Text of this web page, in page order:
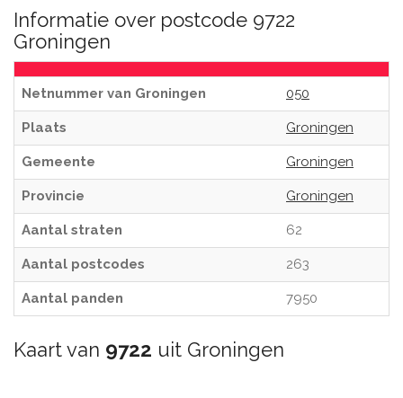
Informatie over postcode 9722
Groningen
Netnummer van Groningen 050
Plaats Groningen
Gemeente Groningen
Provincie Groningen
Aantal straten 62
Aantal postcodes 263
Aantal panden 7950
Kaart van 9722 uit Groningen